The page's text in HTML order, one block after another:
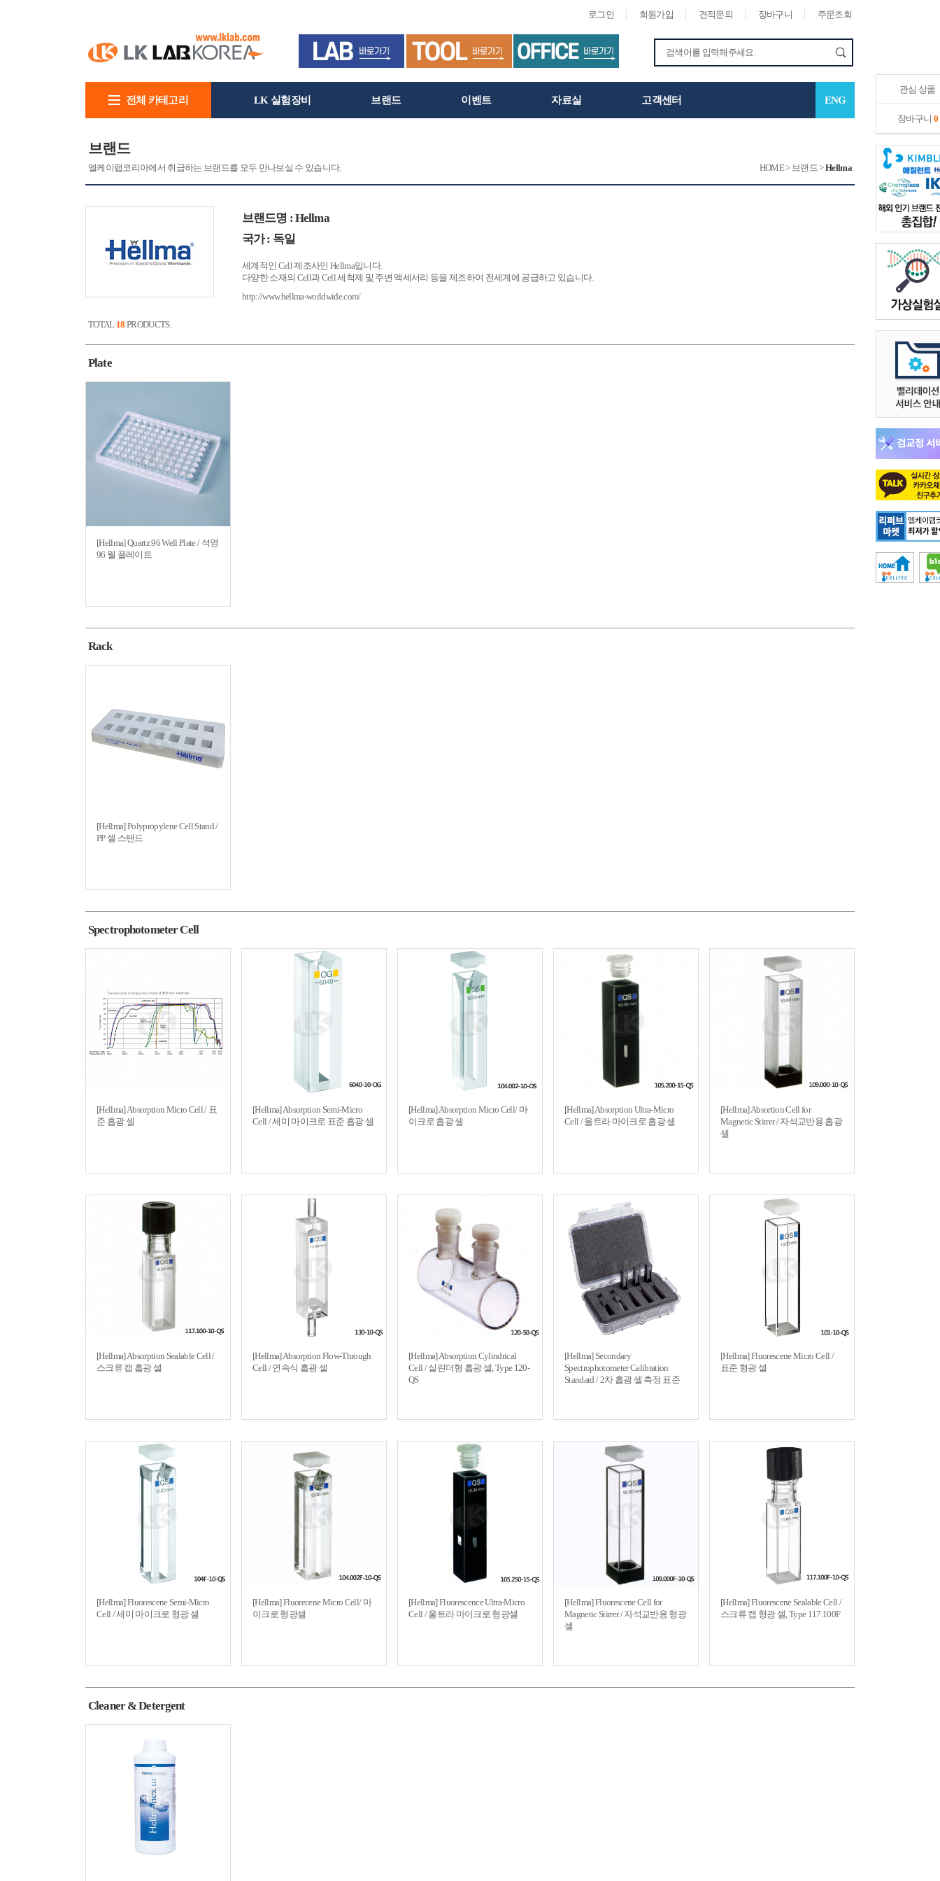
로그인 회원가입 견적문의 장바구니 주문조회
관심 상품
장바구니 0
전체 카테고리 LK 실험장비 브랜드 이벤트 자료실 고객센터 ENG
브랜드
엘케이랩코리아에서 취급하는 브랜드를 모두 만나보실 수 있습니다. HOME> 브랜드>Hellma
브랜드명 : Hellma
국가 : 독일
세계적인 Cell 제조사인 Hellma입니다.
다양한 소재의 Cell과 Cell 세척제 및 주변 액세서리 등을 제조하여 전세계에 공급하고 있습니다.
http://www.hellma-worldwide.com/
TOTAL 18 PRODUCTS.
Plate
[Hellma] Quartz 96 Well Plate / 석영
96 웰 플레이트
Rack
[Hellma] Polypropylene Cell Stand /
PP 셀 스탠드
Spectrophotometer Cell
[Hellma] Absorption Micro Cell / 표
준 흡광 셀
[Hellma] Absorption Semi-Micro
Cell / 세미 마이크로 표준 흡광 셀
[Hellma] Absorption Micro Cell/ 마
이크로 흡광 셀
[Hellma] Absorption Ultra-Micro
Cell / 울트라 마이크로 흡광 셀
[Hellma] Absortion Cell for
Magnetic Stirrer / 자석교반용 흡광
셀
[Hellma] Absorption Sealable Cell /
스크류 캡 흡광 셀
[Hellma] Absorption Flow-Through
Cell / 연속식 흡광 셀
[Hellma] Absorption Cylindrical
Cell / 실린더형 흡광 셀, Type 120-
QS
[Hellma] Secondary
Spectrophotometer Calibration
Standard / 2차 흡광 셀 측정 표준
[Hellma] Fluorescene Micro Cell /
표준 형광 셀
[Hellma] Fluorescene Semi-Micro
Cell / 세미 마이크로 형광 셀
[Hellma] Fluorecene Micro Cell/ 마
이크로 형광셀
[Hellma] Fluorescence Ultra-Micro
Cell / 울트라 마이크로 형광셀
[Hellma] Fluorescene Cell for
Magnetic Stirrer / 자석교반용 형광
셀
[Hellma] Fluorescene Sealable Cell /
스크류 캡 형광 셀, Type 117.100F
Cleaner & Detergent